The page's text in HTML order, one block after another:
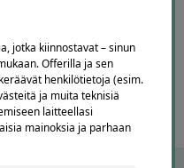
jotka kiinnostavat – sinun
Offerilla ja sen
keräävät henkilötietoja (esim.
ja muita teknisiä
laitteellasi
mainoksia ja parhaan